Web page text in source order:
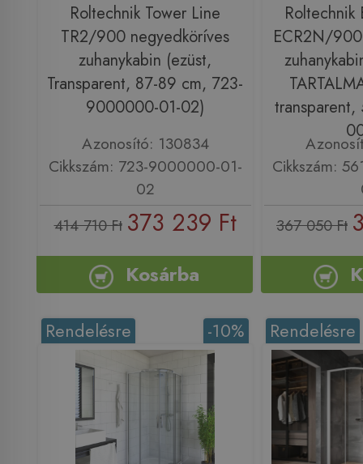
Roltechnik Tower Line
TR2/900 negyedköríves
zuhanykabin (ezüst,
Transparent, 87-89 cm, 723-
9000000-01-02)
Azonosító: 130834
Cikkszám: 723-9000000-01-
02
414 710 Ft 373 239 Ft
Kosárba
Roltechnik
ECR2N/
Cikkszám:
367 050 Ft
-10%
Rendelésre Rendelésre